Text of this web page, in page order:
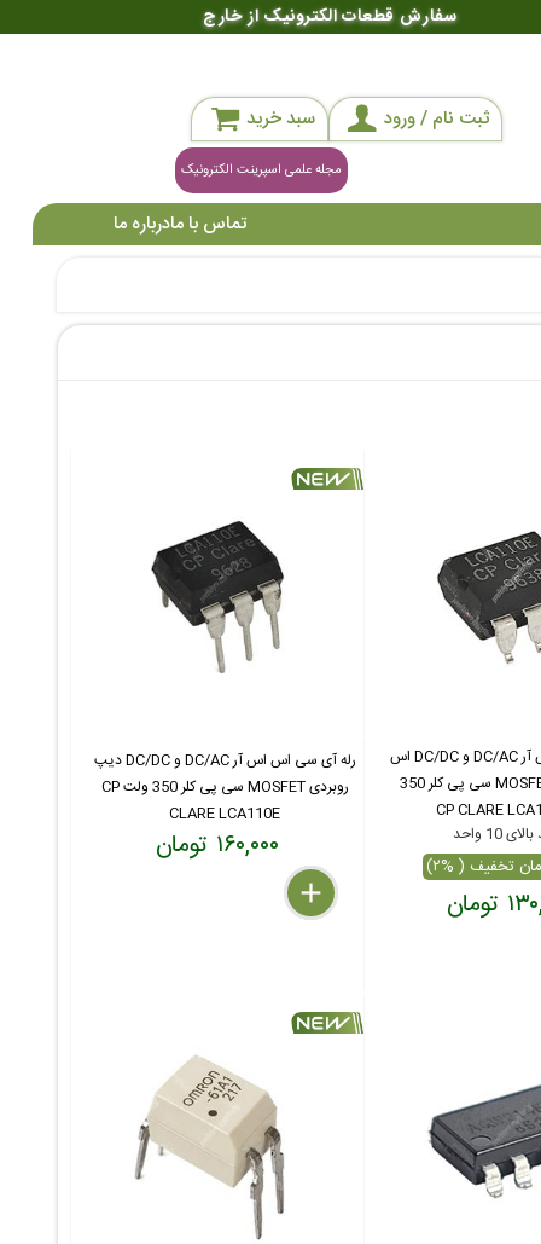
سفارش قطعات الکترونیک از خارج
مجله علمی اسپرینت الکترونیک
ثبت نام / ورود سبد خرید
تماس با مادرباره ما
رله آی سی اس اس آر DC/AC و DC/DC اس
ام دی روبردی MOSFET سی پی کلر 350
10 واحد
رله آی سی اس اس آر DC/AC و DC/DC دیپ
روبردی MOSFET سی پی کلر 350 ولت CP
CLARE LCA110E
۱۶۰,۰۰۰ تومان
delete
remove
add